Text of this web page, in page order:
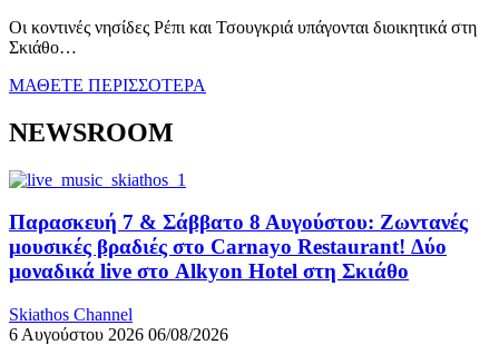
Οι κοντινές νησίδες Ρέπι και Τσουγκριά υπάγονται διοικητικά στη
Σκιάθο…
ΜΑΘΕΤΕ ΠΕΡΙΣΣΟΤΕΡΑ
NEWSROOM
Παρασκευή 7 & Σάββατο 8 Αυγούστου: Ζωντανές
μουσικές βραδιές στο Carnayo Restaurant! Δύο
μοναδικά live στο Alkyon Hotel στη Σκιάθο
Skiathos Channel
6 Αυγούστου 2026 06/08/2026